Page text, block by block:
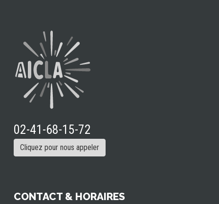
02-41-68-15-72
Cliquez pour nous appeler
CONTACT & HORAIRES